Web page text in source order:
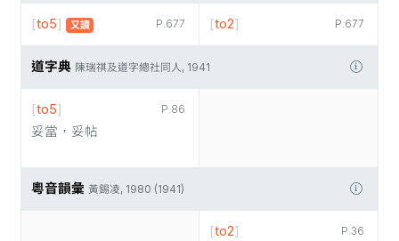
P.677
[to5] 又讀 P.677
[to2]
道字典 陳瑞祺及道字總社同人, 1941
P.86
[to5]
妥當，妥帖
粵音韻彙 黃錫凌, 1980 (1941)
P.36
[to2]